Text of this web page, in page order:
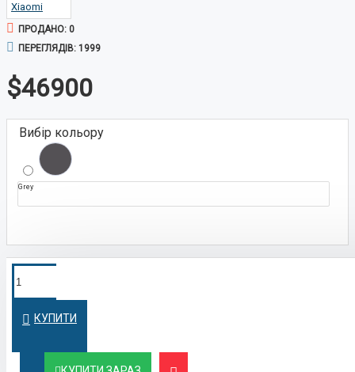
Xiaomi
ПРОДАНО: 0
ПЕРЕГЛЯДІВ: 1999
$46900
Вибір кольору
Grey
КУПИТИ
КРЕДИТ
ЛІЗИНГ Вигідний лізинг для бізнесу та фізичних осіб